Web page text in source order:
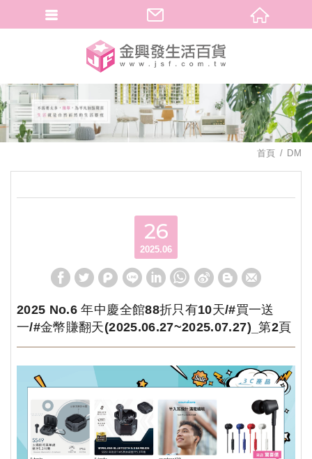
首頁 DM
26
2025.06
2025 No.6 年中慶全館88折只有10天/#買一送
一/#金幣賺翻天(2025.06.27~2025.07.27)_第2頁